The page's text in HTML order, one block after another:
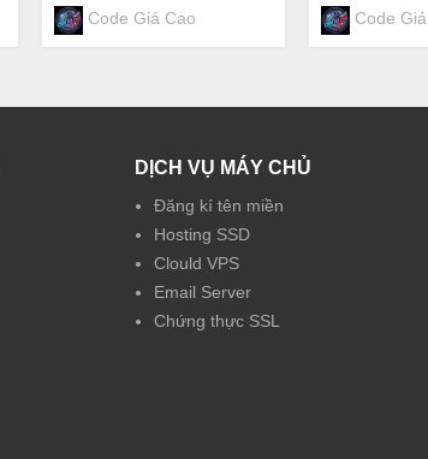
Code Giá Cao Code
DỊCH VỤ MÁY CHỦ
Đăng kí tên miền
Hosting SSD
Clould VPS
Email Server
Chứng thực SSL